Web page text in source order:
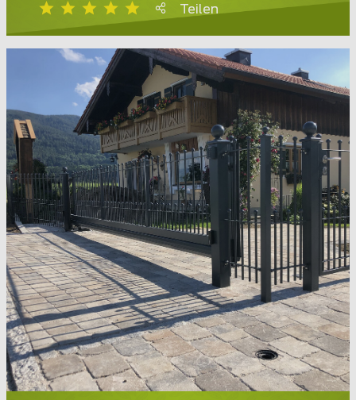
Teilen